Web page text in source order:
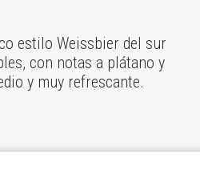
estilo Weissbier del sur
con notas a plátano y
y muy refrescante.